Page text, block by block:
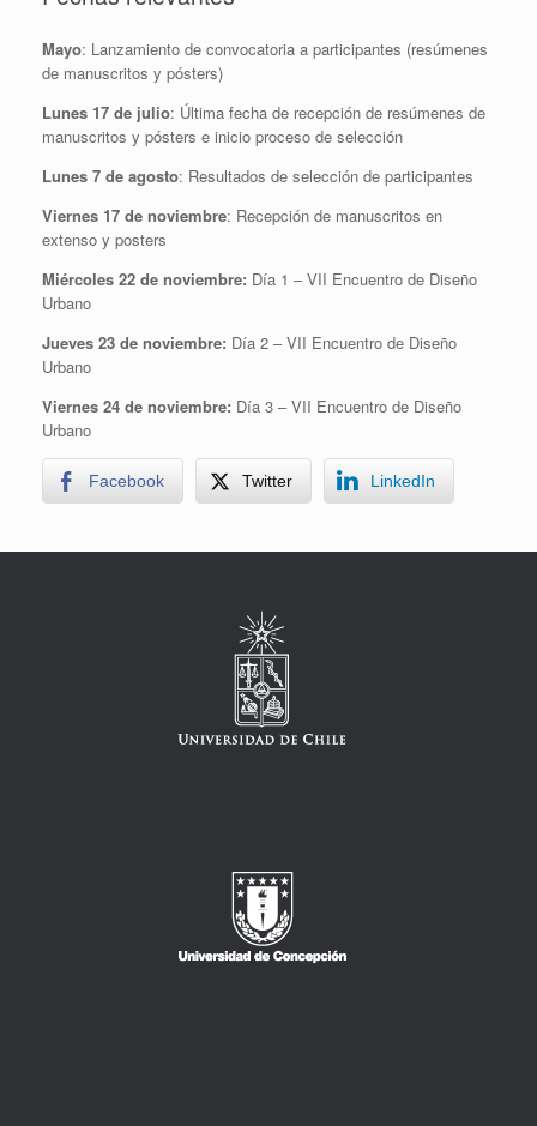
Mayo: Lanzamiento de convocatoria a participantes (resúmenes
de manuscritos y pósters)
Lunes 17 de julio: Última fecha de recepción de resúmenes de
manuscritos y pósters e inicio proceso de selección
Lunes 7 de agosto: Resultados de selección de participantes
Viernes 17 de noviembre: Recepción de manuscritos en
extenso y posters
Miércoles 22 de noviembre: Día 1 – VII Encuentro de Diseño
Urbano
Jueves 23 de noviembre: Día 2 – VII Encuentro de Diseño
Urbano
Viernes 24 de noviembre: Día 3 – VII Encuentro de Diseño
Urbano
Facebook Twitter LinkedIn